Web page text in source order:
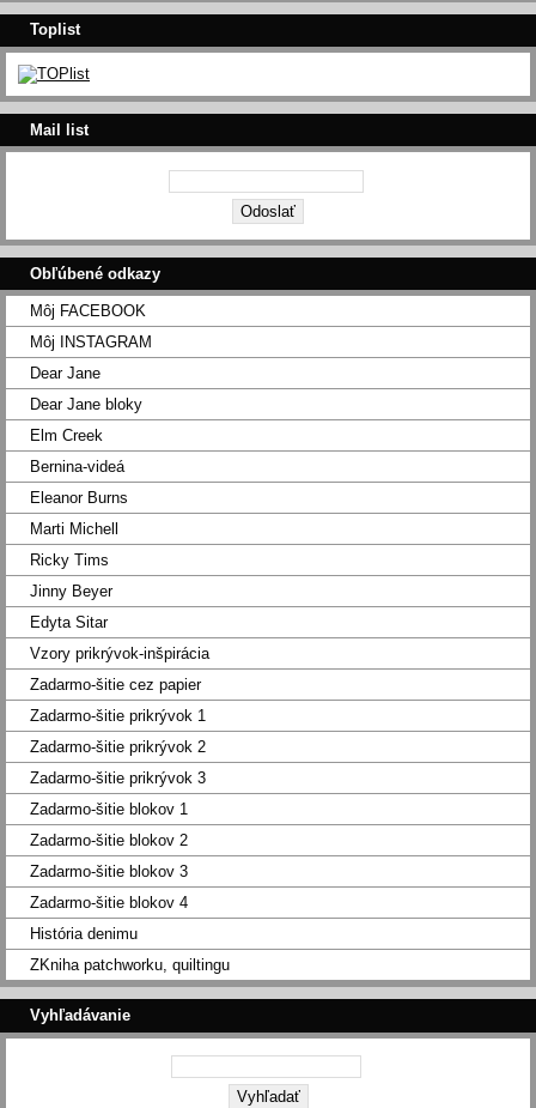
Toplist
Mail list
Obľúbené odkazy
Môj FACEBOOK
Môj INSTAGRAM
Dear Jane
Dear Jane bloky
Elm Creek
Bernina-videá
Eleanor Burns
Marti Michell
Ricky Tims
Jinny Beyer
Edyta Sitar
Vzory prikrývok-inšpirácia
Zadarmo-šitie cez papier
Zadarmo-šitie prikrývok 1
Zadarmo-šitie prikrývok 2
Zadarmo-šitie prikrývok 3
Zadarmo-šitie blokov 1
Zadarmo-šitie blokov 2
Zadarmo-šitie blokov 3
Zadarmo-šitie blokov 4
História denimu
ZKniha patchworku, quiltingu
Vyhľadávanie